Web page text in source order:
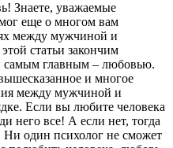
Знаете, уважаемые
еще о многом вам
между мужчиной и
статьи закончим
самым главным – любовью.
и многое
между мужчиной и
Если вы любите человека
него все! А если нет, тогда
Ни один психолог не сможет